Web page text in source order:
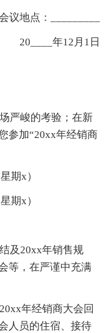
地点：_________
20____年12月1日
严峻的考验；在新
参加“20xx年经销商
期x）
期x）
及20xx年销售规
等，在严谨中充满
年经销商大会回
人员的住宿、接待